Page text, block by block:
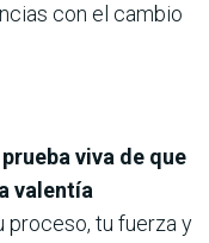
con el cambio
prueba viva de que
valentía
proceso, tu fuerza y